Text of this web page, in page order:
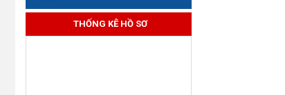
THỐNG KÊ HỒ SƠ